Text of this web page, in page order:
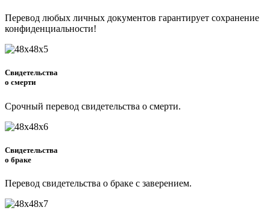
Перевод любых личных документов гарантирует сохранение
конфиденциальности!
Свидетельства
о смерти
Срочный перевод свидетельства о смерти.
Свидетельства
о браке
Перевод свидетельства о браке с заверением.